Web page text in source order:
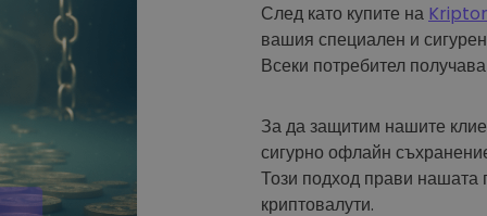
След като купите на
вашия специален и
Всеки потребител
За да защитим нашите
сигурно офлайн
Този подход прави
криптовалути.